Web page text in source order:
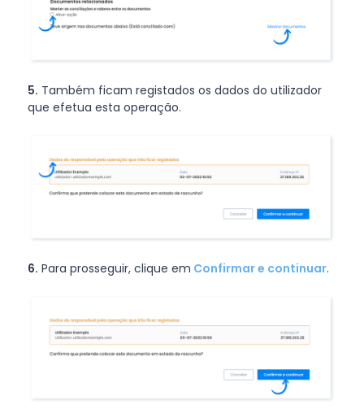
5. Também ficam registados os dados do utilizador
que efetua esta operação.
6. Para prosseguir, clique em Confirmar e continuar.